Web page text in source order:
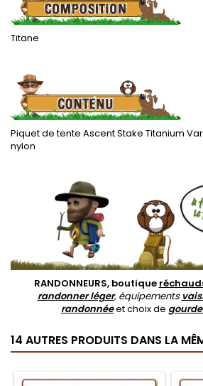
Titane
.
Piquet de tente Ascent Stake Titanium
nylon
.
RANDONNEURS, boutique
randonner léger, équipements
randonnéeet choix de
14 AUTRES PRODUITS DANS LA